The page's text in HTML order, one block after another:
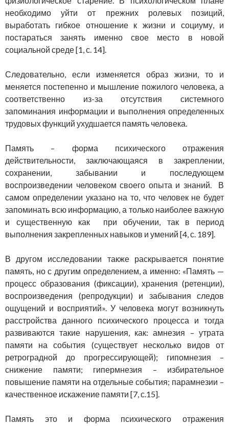
необходимо уйти от прежних ролевых позиций,
выработать гибкое отношение к жизни и социуму, и
постараться занять именно свое место в новой
социальной среде [1, с. 14].
Следовательно, если изменяется образ жизни, то и
меняется постепенно и мышление пожилого человека, а
соответственно из-за отсутствия системного
запоминания информации и выполнения определенных
трудовых функций ухудшается память человека.
Память – форма психического отражения
действительности, заключающаяся в закреплении,
сохранении, забывании и последующем
воспроизведении человеком своего опыта и знаний. В
самом определении указано на то, что человек не будет
запоминать всю информацию, а только наиболее важную
и существенную как при обучении, так в период
выполнения закрепленных навыков и умений [4, с. 189].
В другом исследовании также раскрывается понятие
память, но с другим определением, а именно: «Память —
процесс образования (фиксации), хранения (ретенции),
воспроизведения (репродукции) и забывания следов
ощущений и восприятий». У человека могут возникнуть
расстройства данного психического процесса и тогда
развиваются такие нарушения, как: амнезия – утрата
памяти на события (существует несколько видов от
ретроградной до прогрессирующей); гипомнезия –
снижение памяти; гипермнезия – избирательное
повышение памяти на отдельные события; парамнезии –
качественное искажение памяти [7, с.15].
Память это и форма психического отражения